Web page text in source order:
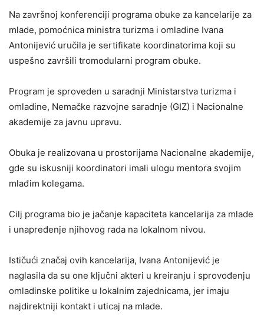
Na završnoj konferenciji programa obuke za kancelarije za
mlade, pomoćnica ministra turizma i omladine Ivana
Antonijević uručila je sertifikate koordinatorima koji su
uspešno završili tromodularni program obuke.
Program je sproveden u saradnji Ministarstva turizma i
omladine, Nemačke razvojne saradnje (GIZ) i Nacionalne
akademije za javnu upravu.
Obuka je realizovana u prostorijama Nacionalne akademije,
gde su iskusniji koordinatori imali ulogu mentora svojim
mlađim kolegama.
Cilj programa bio je jačanje kapaciteta kancelarija za mlade
i unapređenje njihovog rada na lokalnom nivou.
Ističući značaj ovih kancelarija, Ivana Antonijević je
naglasila da su one ključni akteri u kreiranju i sprovođenju
omladinske politike u lokalnim zajednicama, jer imaju
najdirektniji kontakt i uticaj na mlade.